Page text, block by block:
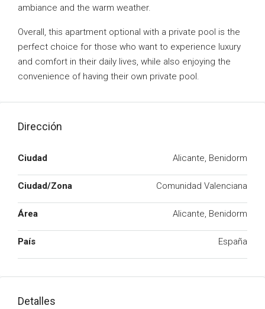
ambiance and the warm weather.
Overall, this apartment optional with a private pool is the
perfect choice for those who want to experience luxury
and comfort in their daily lives, while also enjoying the
convenience of having their own private pool.
Dirección
Ciudad Alicante, Benidorm
Ciudad/Zona Comunidad Valenciana
Área Alicante, Benidorm
País España
Detalles